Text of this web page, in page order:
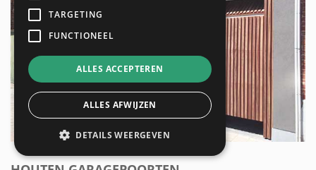
TARGETING
FUNCTIONEEL
ALLES ACCEPTEREN
ALLES AFWIJZEN
DETAILS WEERGEVEN